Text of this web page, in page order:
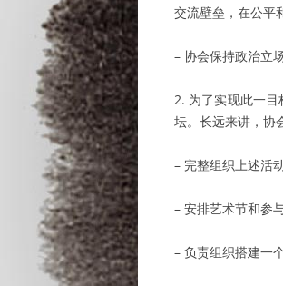
交流壁垒，在公平
– 协会保持政治立
2. 为了实现此一
坛。长远来讲，协
– 完整组织上述活
– 安排艺术节和参
– 负责组织搭建一